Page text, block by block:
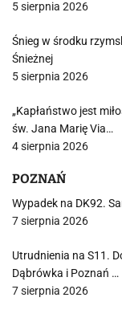
5 sierpnia 2026
Śnieg w środku
Śnieżnej
5 sierpnia 2026
„Kapłaństwo jest
św. Jana Marię Via…
4 sierpnia 2026
POZNAŃ
Wypadek na DK92.
7 sierpnia 2026
Utrudnienia na S11.
Dąbrówka i Poznań …
7 sierpnia 2026